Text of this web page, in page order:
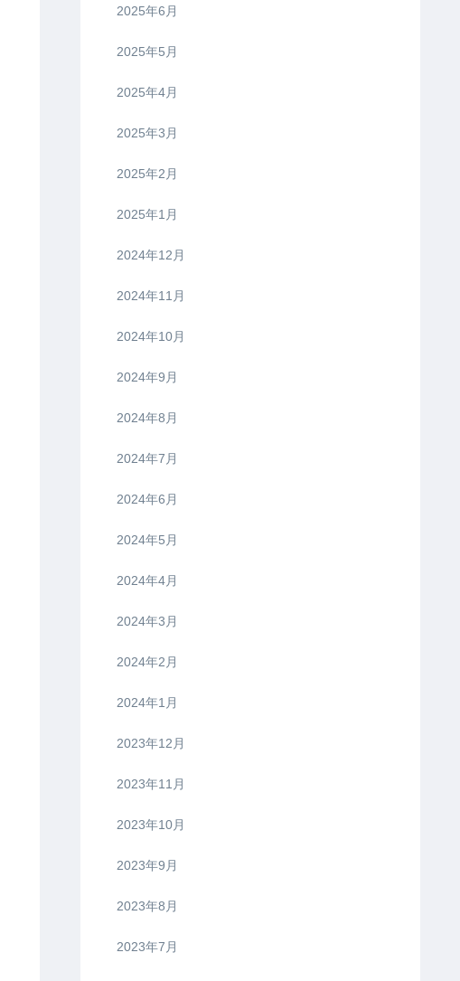
2025年6月
2025年5月
2025年4月
2025年3月
2025年2月
2025年1月
2024年12月
2024年11月
2024年10月
2024年9月
2024年8月
2024年7月
2024年6月
2024年5月
2024年4月
2024年3月
2024年2月
2024年1月
2023年12月
2023年11月
2023年10月
2023年9月
2023年8月
2023年7月